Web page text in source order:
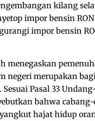
kilang
impor bensin
impor bensin
menegaskan
negeri merupakan
Pasal 33
bahwa
hajat hidup